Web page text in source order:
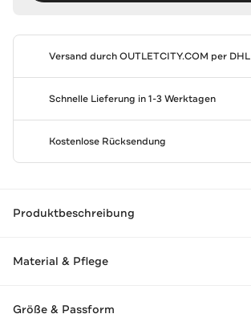
Versand durchOUTLETCITY.COM per DHL
Schnelle Lieferung in 1-3 Werktagen
Kostenlose Rücksendung
Produktbeschreibung
Material & Pflege
Größe & Passform